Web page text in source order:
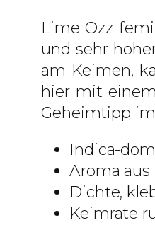
Lime Ozz
und sehr
am Keimen,
hier mit
Geheimtipp
Indica-
Aroma
Dichte,
Keimrate